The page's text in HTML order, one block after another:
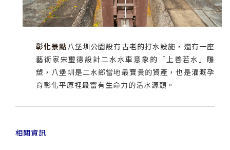
彰化景點八堡圳公園設有古老的打水設施，還有一座
藝術家宋璽德設計二水水車意象的「上善若水」雕
塑，八堡圳是二水鄉當地最寶貴的資產，也是灌溉孕
育彰化平原裡最富有生命力的活水源頭。
相關資訊